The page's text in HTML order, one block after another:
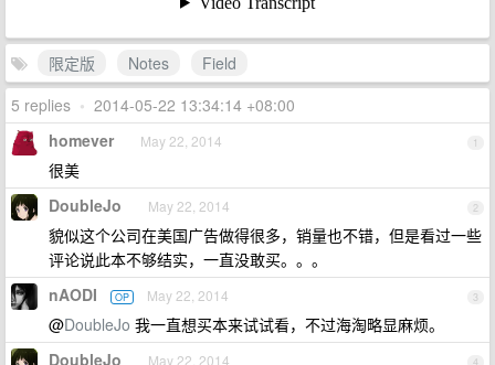
限定版 Notes
Field
5 replies • 2014-05-22 13:34:14 +08:00
1
homever May 22, 2014
很美
2
DoubleJo May 22, 2014
貌似这个公司在美国广告做得很多，销量也不错，但是看过一些
评论说此本不够结实，一直没敢买。。。
3
nAODI OP May 22, 2014
@DoubleJo 我一直想买本来试试看，不过海淘略显麻烦。
DoubleJo May 22, 2014